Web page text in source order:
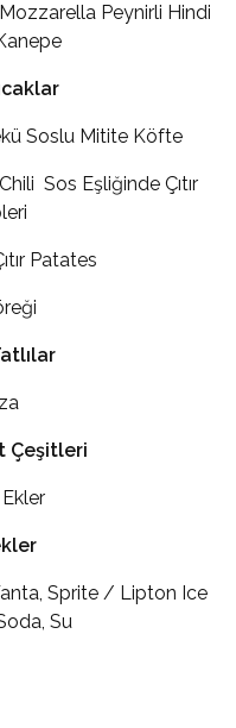
Peynirli Hindi
Soslu Mitite Köfte
Sos Eşliğinde Çıtır
Patates
Çeşitleri
Sprite / Lipton Ice
Su